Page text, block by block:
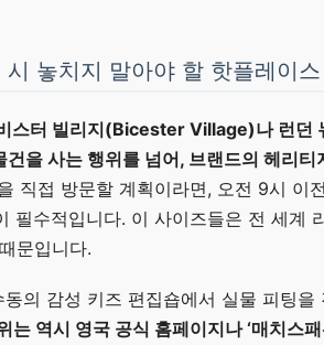
놓치지 말아야 할 핫플레이
스터 빌리지(Bicester Village)나 런던
을 사는 행위를 넘어, 브랜드의 헤리티
직접 방문할 계획이라면, 오전 9시 이
필수적입니다. 이 사이즈들은 전 세계
문입니다.
의 감성 키즈 편집숍에서 실물 피팅을
는 역시 영국 공식 홈페이지나 ‘매치스패